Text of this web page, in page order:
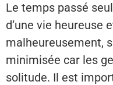
Le temps passé
d’une vie heureuse
malheureusement,
minimisée car les
solitude. Il est